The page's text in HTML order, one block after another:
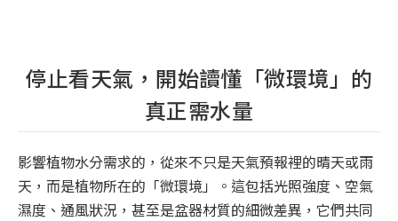
停止看天氣，開始讀懂「微環境」的
真正需水量
影響植物水分需求的，從來不只是天氣預報裡的晴天或雨
天，而是植物所在的「微環境」。這包括光照強度、空氣
濕度、通風狀況，甚至是盆器材質的細微差異，它們共同